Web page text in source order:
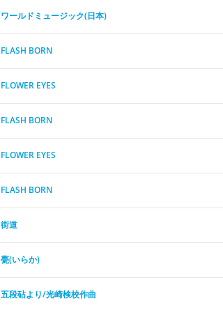
ワールドミュージック(日本)
FLASH BORN
FLOWER EYES
FLASH BORN
FLOWER EYES
FLASH BORN
街道
甍(いらか)
五段砧より/光崎検校作曲